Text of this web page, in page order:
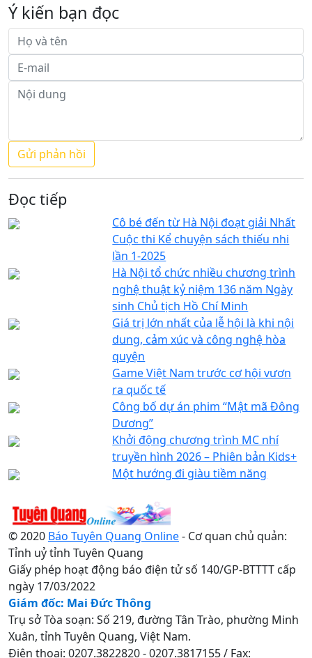
Ý kiến bạn đọc
Đọc tiếp
Cô bé đến từ Hà Nội đoạt giải Nhất
Cuộc thi Kể chuyện sách thiếu nhi
lần 1-2025
Hà Nội tổ chức nhiều chương trình
nghệ thuật kỷ niệm 136 năm Ngày
sinh Chủ tịch Hồ Chí Minh
Giá trị lớn nhất của lễ hội là khi nội
dung, cảm xúc và công nghệ hòa
quyện
Game Việt Nam trước cơ hội vươn
ra quốc tế
Công bố dự án phim “Mật mã Đông
Dương”
Khởi động chương trình MC nhí
truyền hình 2026 – Phiên bản Kids+
Một hướng đi giàu tiềm năng
© 2020 Báo Tuyên Quang Online- Cơ quan chủ quản:
Tỉnh uỷ tỉnh Tuyên Quang
Giấy phép hoạt động báo điện tử số 140/GP-BTTTT cấp
ngày 17/03/2022
Giám đốc: Mai Đức Thông
Trụ sở Tòa soạn: Số 219, đường Tân Trào, phường Minh
Xuân, tỉnh Tuyên Quang, Việt Nam.
Điện thoại: 0207.3822820 - 0207.3817155 / Fax: